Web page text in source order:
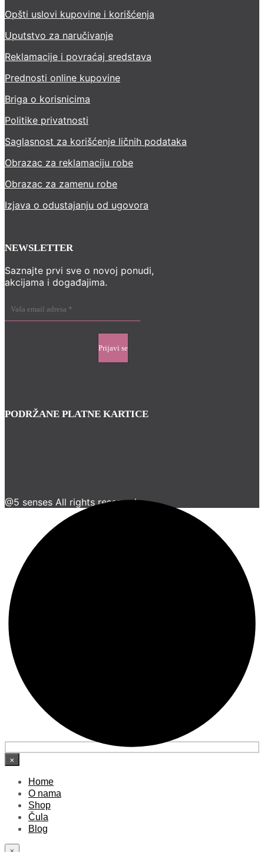
Opšti uslovi kupovine i korišćenja
Uputstvo za naručivanje
Reklamacije i povraćaj sredstava
Prednosti online kupovine
Briga o korisnicima
Politike privatnosti
Saglasnost za korišćenje ličnih podataka
Obrazac za reklamaciju robe
Obrazac za zamenu robe
Izjava o odustajanju od ugovora
NEWSLETTER
Saznajte prvi sve o novoj ponudi,
akcijama i događajima.
PODRŽANE PLATNE KARTICE
@5 senses All rights reserved
×
Home
O nama
Shop
Čula
Blog